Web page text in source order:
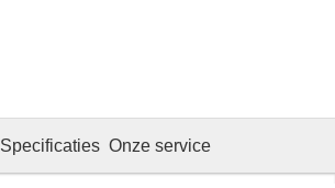
Specificaties Onze service